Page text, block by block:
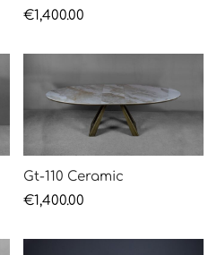
€1,400.00
Gt-110 Ceramic
€1,400.00